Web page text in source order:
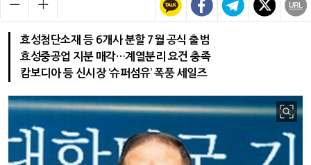
효성첨단소재 등 6개사 분할 7월 공식 출범
효성중공업 지분 매각…계열분리 요건 충족
캄보디아 등 신시장 ‘슈퍼섬유’ 폭풍 세일즈